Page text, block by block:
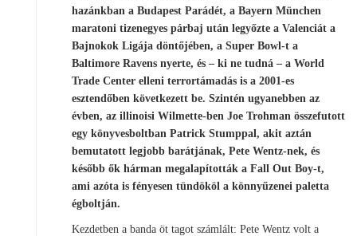
hazánkban a Budapest Parádét, a Bayern München
maratoni tizenegyes párbaj után legyőzte a Valenciát a
Bajnokok Ligája döntőjében, a Super Bowl-t a
Baltimore Ravens nyerte, és – ki ne tudná – a World
Trade Center elleni terrortámadás is a 2001-es
esztendőben következett be. Szintén ugyanebben az
évben, az illinoisi Wilmette-ben Joe Trohman összefutott
egy könyvesboltban Patrick Stumppal, akit aztán
bemutatott legjobb barátjának, Pete Wentz-nek, és
később ők hárman megalapították a Fall Out Boy-t,
ami azóta is fényesen tündököl a könnyűzenei paletta
égboltján.
Kezdetben a banda öt tagot számlált: Pete Wentz volt a